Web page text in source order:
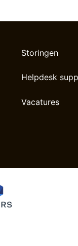
Storingen
Helpdesk
Vacatures